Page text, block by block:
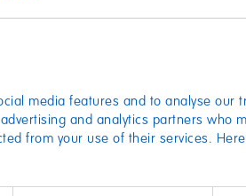
media features and to analyse our
and analytics partners who
from your use of their services.
Diese vegetarische
Sortiment ist exklusiv im